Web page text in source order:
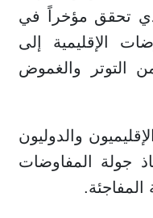
تحقق مؤخراً في
الإقليمية إلى
التوتر والغموض
والدوليون
جولة المفاوضات
المفاجئة.